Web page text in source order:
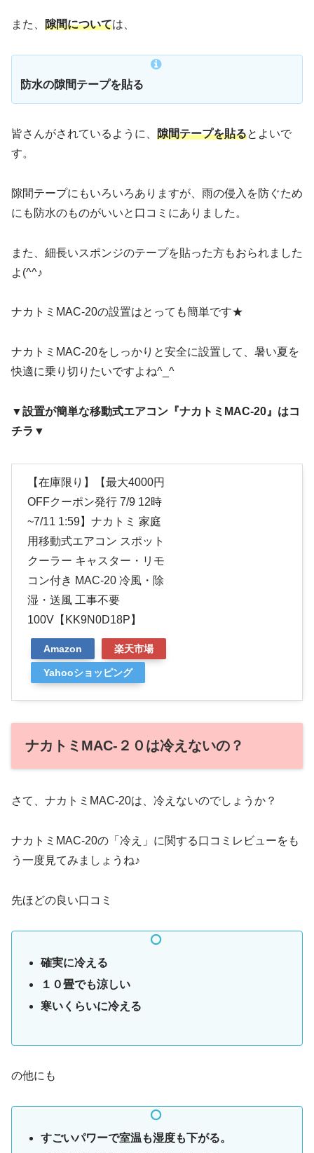
また、 隙間については、
防水の隙間テープを貼る
皆さんがされているように、 隙間テープを貼るとよいで
す。
隙間テープにもいろいろありますが、雨の侵入を防ぐため
にも防水のものがいいと口コミにありました。
また、細長いスポンジのテープを貼った方もおられました
よ(^^♪
ナカトミMAC-20の設置はとっても簡単です★
ナカトミMAC-20をしっかりと安全に設置して、暑い夏を
快適に乗り切りたいですよね^_^
▼設置が簡単な移動式エアコン『ナカトミMAC-20』はコ
チラ ▼
【在庫限り】【最大4000円
OFFクーポン発行 7/9 12時
~7/11 1:59】ナカトミ 家庭
用移動式エアコン スポット
クーラー キャスター・リモ
コン付き MAC-20 冷風・除
湿・送風 工事不要
100V【KK9N0D18P】
Amazon 楽天市場
Yahooショッピング
ナカトミMAC-２０は冷えないの？
さて、ナカトミMAC-20は、冷えないのでしょうか？
ナカトミMAC-20の「冷え」に関する口コミレビューをも
う一度見てみましょうね♪
先ほどの良い口コミ
確実に冷える
１０畳でも涼しい
寒いくらいに冷える
の他にも
すごいパワーで室温も湿度も下がる。